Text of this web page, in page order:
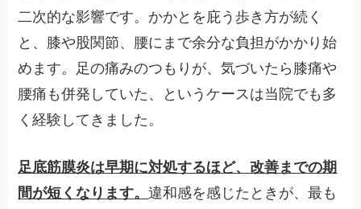
二次的な影響です。かかとを庇う歩き方が続く
と、膝や股関節、腰にまで余分な負担がかかり始
めます。足の痛みのつもりが、気づいたら膝痛や
腰痛も併発していた、というケースは当院でも多
く経験してきました。
足底筋膜炎は早期に対処するほど、改善までの期
間が短くなります。違和感を感じたときが、最も